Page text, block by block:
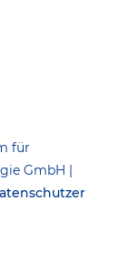
für
GmbH |